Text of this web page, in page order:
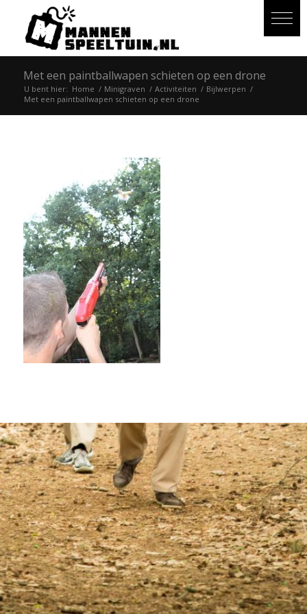
Met een paintballwapen schieten op een drone
U bent hier: Home / Minigraven / Activiteiten / Bijlwerpen /
Met een paintballwapen schieten op een drone